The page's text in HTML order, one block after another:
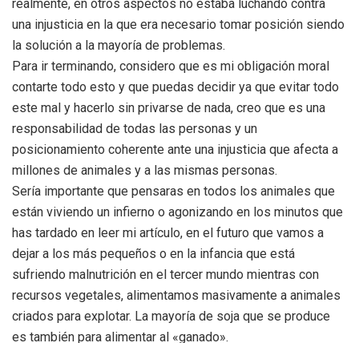
realmente, en otros aspectos no estaba luchando contra
una injusticia en la que era necesario tomar posición siendo
la solución a la mayoría de problemas.
Para ir terminando, considero que es mi obligación moral
contarte todo esto y que puedas decidir ya que evitar todo
este mal y hacerlo sin privarse de nada, creo que es una
responsabilidad de todas las personas y un
posicionamiento coherente ante una injusticia que afecta a
millones de animales y a las mismas personas.
Sería importante que pensaras en todos los animales que
están viviendo un infierno o agonizando en los minutos que
has tardado en leer mi artículo, en el futuro que vamos a
dejar a los más pequeños o en la infancia que está
sufriendo malnutrición en el tercer mundo mientras con
recursos vegetales, alimentamos masivamente a animales
criados para explotar. La mayoría de soja que se produce
es también para alimentar al «ganado».